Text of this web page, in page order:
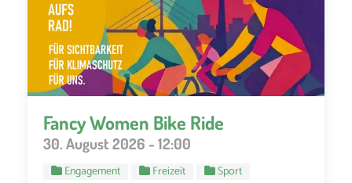
Fancy Women Bike Ride
30. August 2026 - 12:00
Engagement Freizeit
Sport